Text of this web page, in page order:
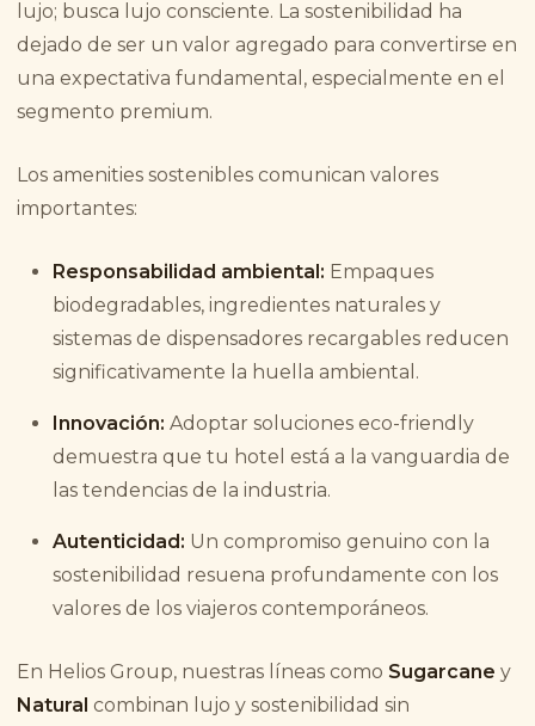
lujo; busca lujo consciente. La sostenibilidad ha
dejado de ser un valor agregado para convertirse en
una expectativa fundamental, especialmente en el
segmento premium.
Los amenities sostenibles comunican valores
importantes:
Responsabilidad ambiental: Empaques
biodegradables, ingredientes naturales y
sistemas de dispensadores recargables reducen
significativamente la huella ambiental.
Innovación: Adoptar soluciones eco-friendly
demuestra que tu hotel está a la vanguardia de
las tendencias de la industria.
Autenticidad: Un compromiso genuino con la
sostenibilidad resuena profundamente con los
valores de los viajeros contemporáneos.
En Helios Group, nuestras líneas como Sugarcane y
Natural combinan lujo y sostenibilidad sin